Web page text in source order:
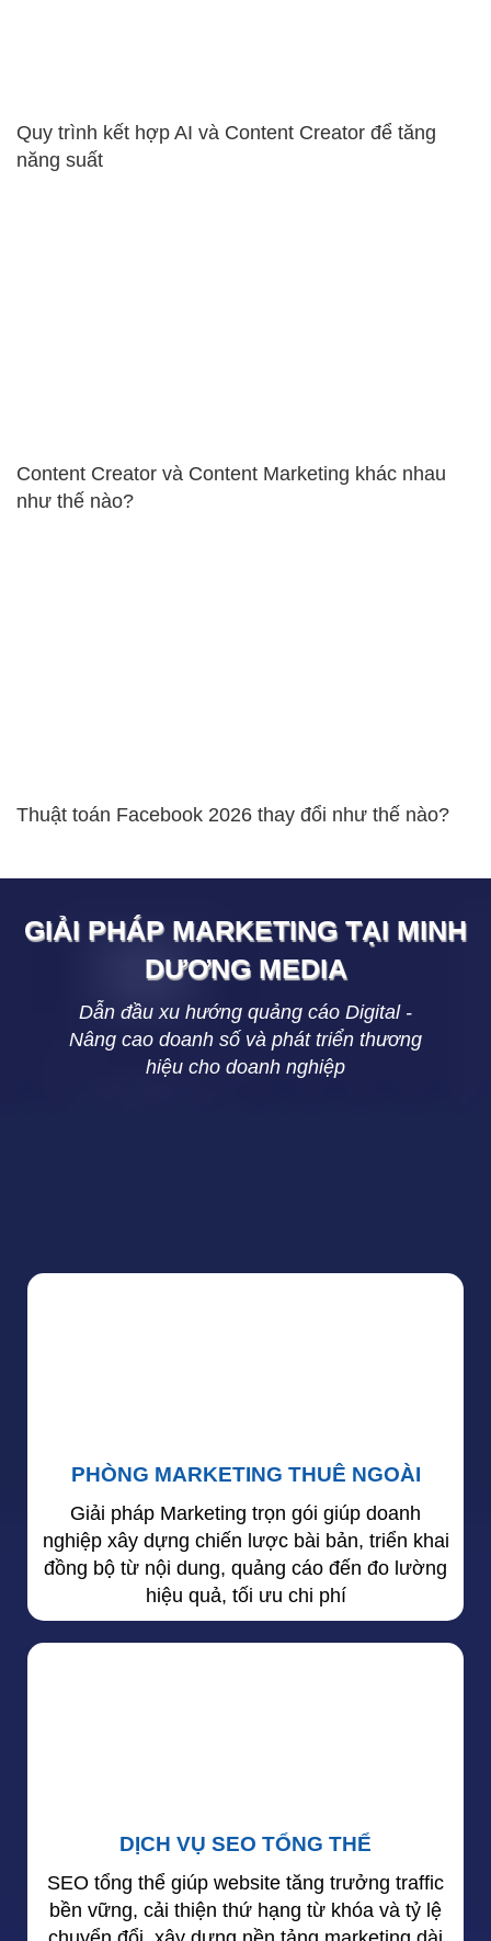
Quy trình kết hợp AI và Content Creator để tăng
năng suất
Content Creator và Content Marketing khác nhau
như thế nào?
Thuật toán Facebook 2026 thay đổi như thế nào?
GIẢI PHÁP MARKETING TẠI MINH
DƯƠNGMEDIA
Dẫn đầu xu hướng quảng cáo Digital -
Nâng cao doanh số và phát triển thương
hiệu cho doanh nghiệp
PHÒNG MARKETING THUÊ NGOÀI
Giải pháp Marketing trọn gói giúp doanh
nghiệp xây dựng chiến lược bài bản, triển khai
đồng bộ từ nội dung, quảng cáo đến đo lường
hiệu quả, tối ưu chi phí
DỊCH VỤ SEO TỔNG THỂ
SEO tổng thể giúp website tăng trưởng traffic
bền vững, cải thiện thứ hạng từ khóa và tỷ lệ